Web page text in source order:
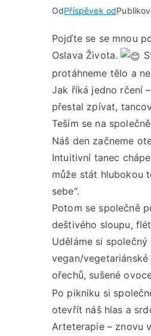
OdPříspěvek od
Pojďte se se mnou
Oslava Života.
protáhneme tělo a
Jak říká jedno rčení
přestal zpívat,
Teším se na
Náš den začneme
Intuitivní tanec
může stát hlubokou
sebe“.
Potom se společně
deštivého sloupu,
Uděláme si
vegan/
ořechů, sušené
Po pikniku si
otevřít náš hlas a
Arteterapie – znovu